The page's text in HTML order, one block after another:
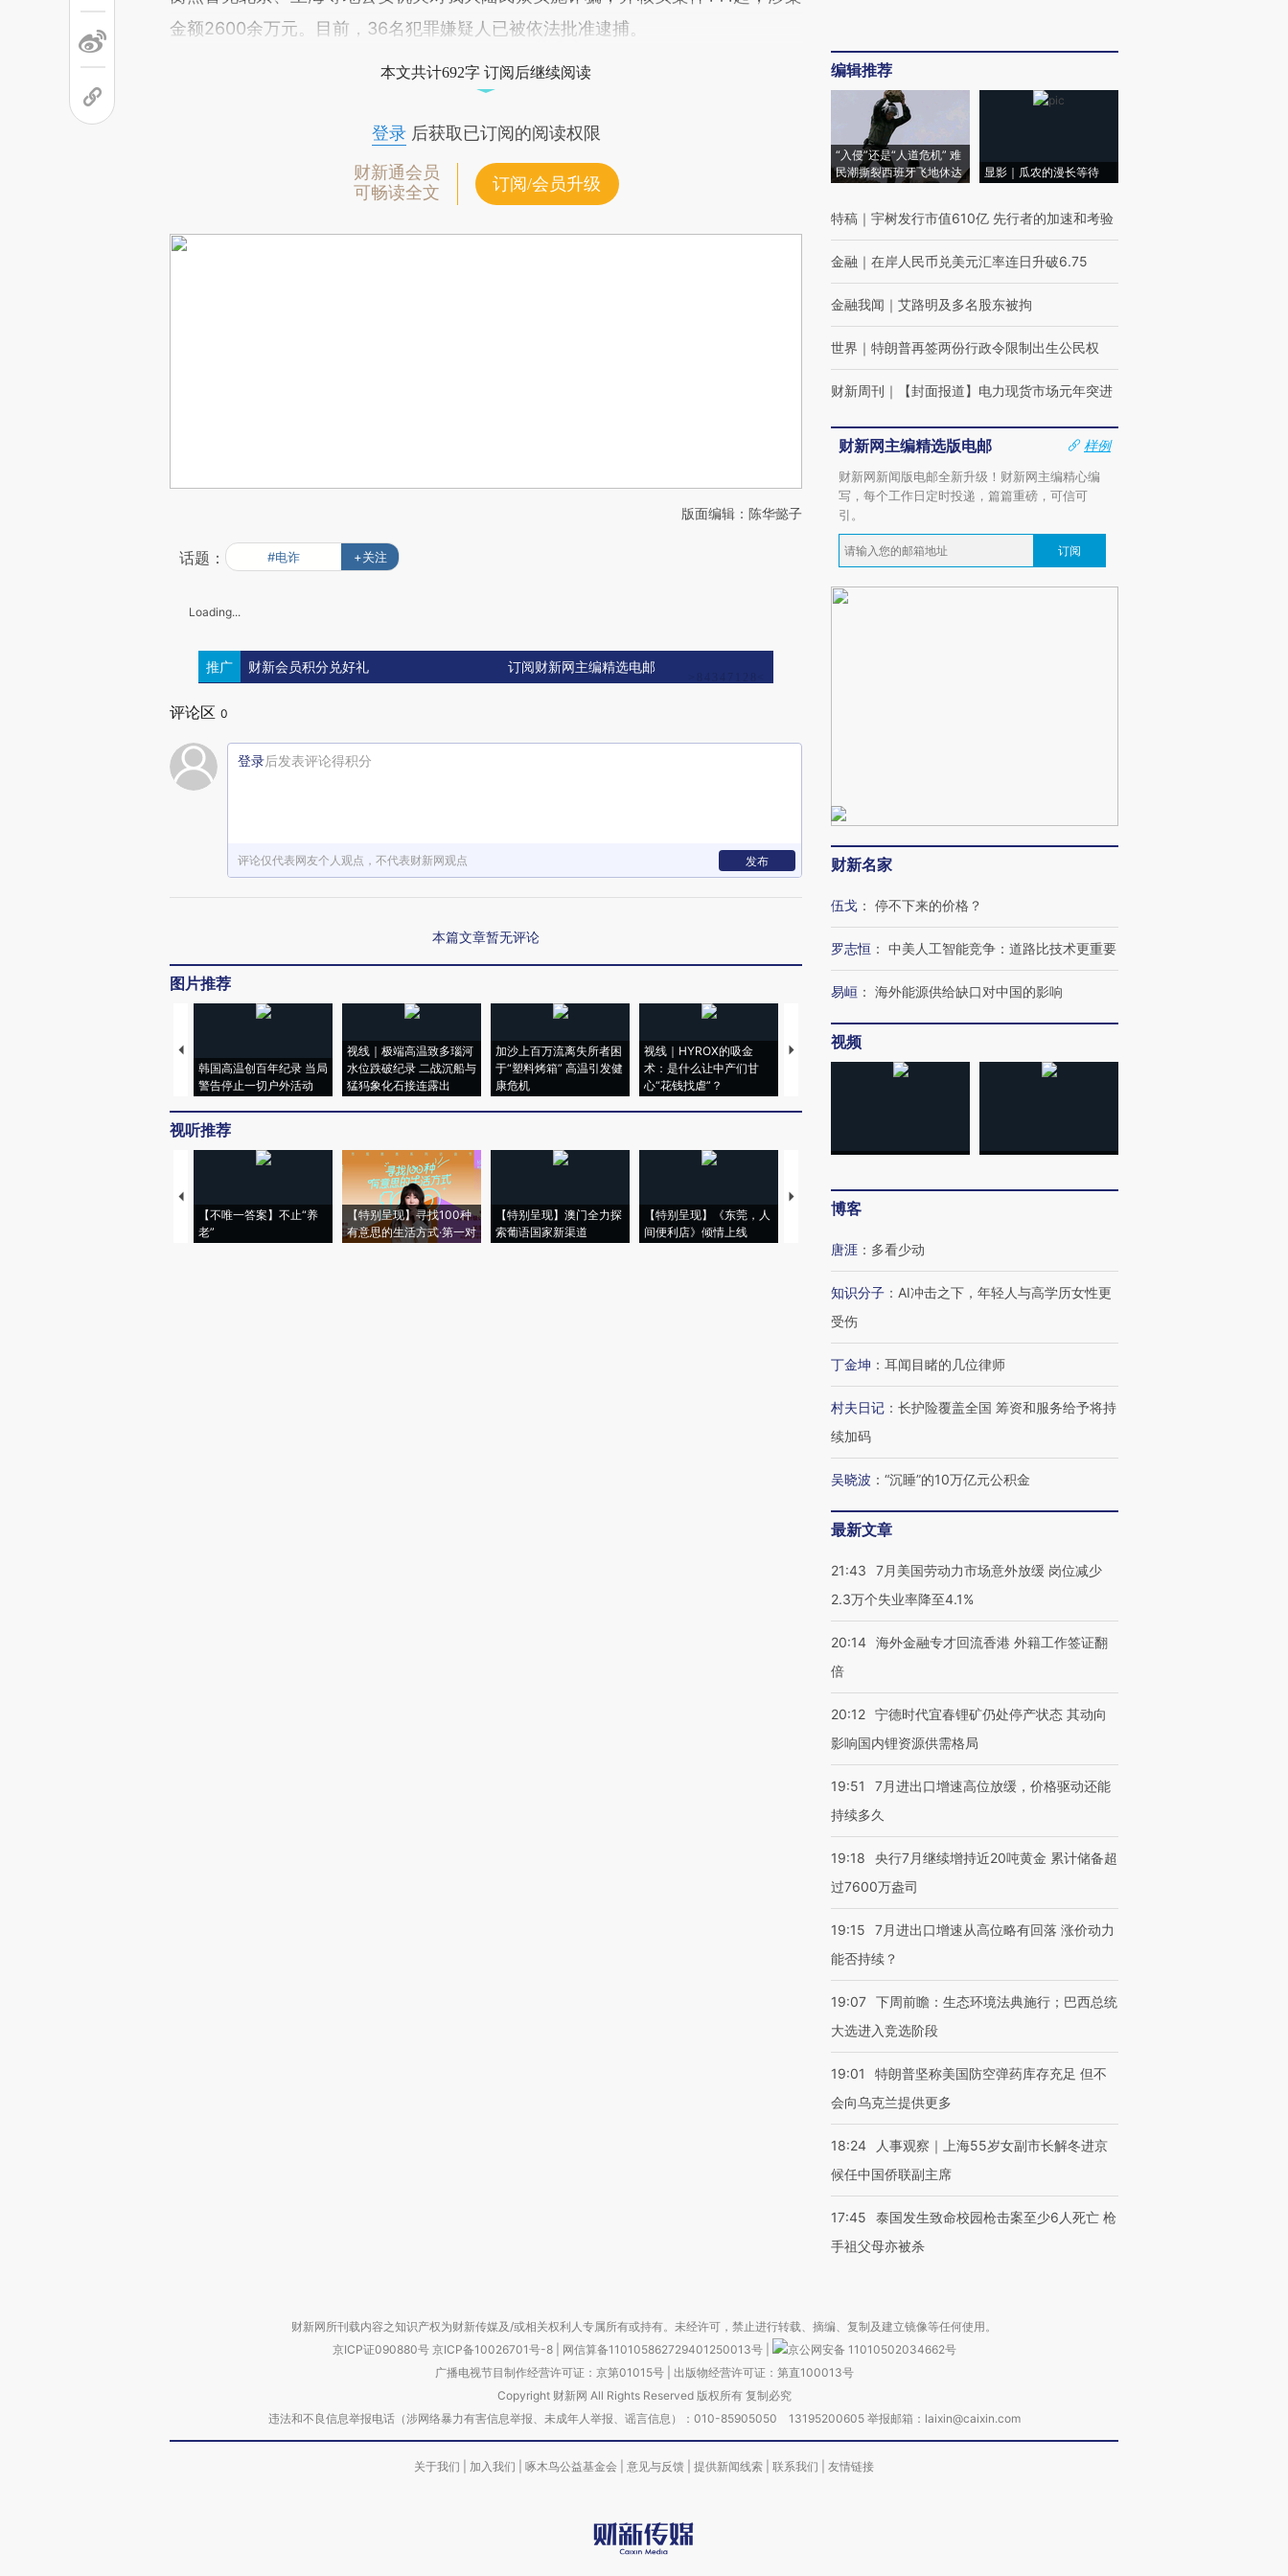
金额2600余万元。目前，36名犯罪嫌疑人已被依法批准逮捕。
本文共计692字 订阅后继续阅读
登录后获取已订阅的阅读权限
财新通会员
可畅读全文
订阅/会员升级
版面编辑：陈华懿子
话题： #电诈 +关注
Loading...
推广 财新会员积分兑好礼 订阅财新网主编精选电邮
评论区 0
登录后发表评论得积分
评论仅代表网友个人观点，不代表财新网观点 发布
本篇文章暂无评论
图片推荐
韩国高温创百年纪录 当局
警告停止一切户外活动
视线｜极端高温致多瑙河
水位跌破纪录 二战沉船与
猛犸象化石接连露出
加沙上百万流离失所者困
于“塑料烤箱” 高温引发健
康危机
视线｜HYROX的吸金
术：是什么让中产们甘
心“花钱找虐”？
马航飞行员跨国走私7万
粒摇头丸 尿检体内含3种
度Z世代 用街头抗争将教
视听推荐
【不唯一答案】不止“养
老”
【特别呈现】寻找100种
有意思的生活方式·第一对
【特别呈现】澳门全力探
索葡语国家新渠道
【特别呈现】《东莞，人
间便利店》倾情上线
【推广】走进第四届链博
会，让数智科技“链”接产
编辑推荐
“入侵”还是“人道危机” 难
民潮撕裂西班牙飞地休达
显影｜瓜农的漫长等待
特稿 ｜ 宇树发行市值610亿 先行者的加速和考验
金融 ｜ 在岸人民币兑美元汇率连日升破6.75
金融我闻 ｜ 艾路明及多名股东被拘
世界 ｜ 特朗普再签两份行政令限制出生公民权
财新周刊 ｜ 【封面报道】电力现货市场元年突进
财新网主编精选版电邮
样例
财新网新闻版电邮全新升级！财新网主编精心编
写，每个工作日定时投递，篇篇重磅，可信可
引。
订阅
财新名家
伍戈 ： 停不下来的价格？
罗志恒 ： 中美人工智能竞争：道路比技术更重要
易峘 ： 海外能源供给缺口对中国的影响
视频
博客
唐涯 ： 多看少动
知识分子 ： AI冲击之下，年轻人与高学历女性更
受伤
丁金坤 ： 耳闻目睹的几位律师
村夫日记 ： 长护险覆盖全国 筹资和服务给予将持
续加码
吴晓波 ： “沉睡”的10万亿元公积金
最新文章
21:43
7月美国劳动力市场意外放缓 岗位减少
2.3万个失业率降至4.1%
20:14 海外金融专才回流香港 外籍工作签证翻
倍
20:12 宁德时代宜春锂矿仍处停产状态 其动向
影响国内锂资源供需格局
19:51
7月进出口增速高位放缓，价格驱动还能
持续多久
19:18
央行7月继续增持近20吨黄金 累计储备超
过7600万盎司
19:15
7月进出口增速从高位略有回落 涨价动力
能否持续？
19:07 下周前瞻：生态环境法典施行；巴西总统
大选进入竞选阶段
19:01
特朗普坚称美国防空弹药库存充足 但不
会向乌克兰提供更多
18:24
人事观察｜上海55岁女副市长解冬进京
候任中国侨联副主席
17:45
泰国发生致命校园枪击案至少6人死亡 枪
手祖父母亦被杀
财新网所刊载内容之知识产权为财新传媒及/或相关权利人专属所有或持有。未经许可，禁止进行转载、摘编、复制及建立镜像等任何使用。
京ICP证090880号 京ICP备10026701号-8 网信算备110105862729401250013号
京公网安备 11010502034662号
广播电视节目制作经营许可证：京第01015号| 出版物经营许可证：第直100013号
Copyright 财新网 All Rights Reserved 版权所有 复制必究
违法和不良信息举报电话（涉网络暴力有害信息举报、未成年人举报、谣言信息）：010-85905050 13195200605 举报邮箱：laixin@caixin.com
关于我们 加入我们 啄木鸟公益基金会 意见与反馈 提供新闻线索 联系我们 友情链接